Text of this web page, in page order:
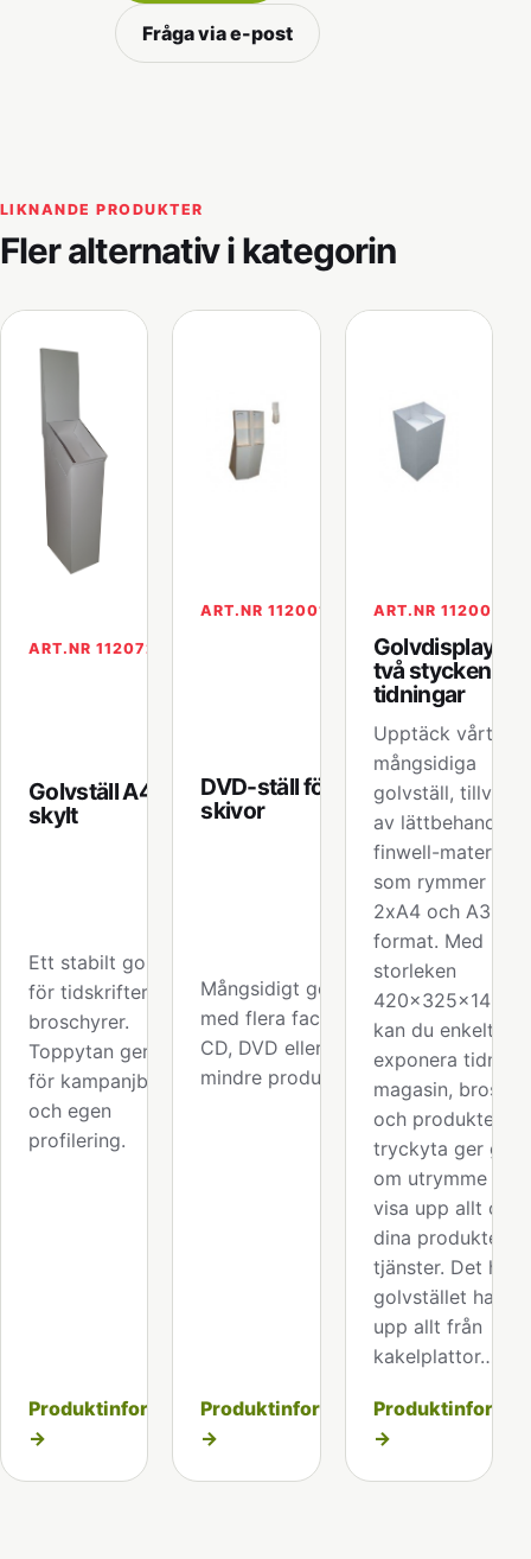
Fråga via e-post
LIKNANDE PRODUKTER
Fler alternativ i kategorin
ART.NR 112072
Golvställ A4 med
skylt
Ett stabilt golvställ
för tidskrifter och
broschyrer.
Toppytan ger plats
för kampanjbudskap
och egen
profilering.
Produktinformation
→
ART.NR 112001
DVD-ställ för 32
skivor
Mångsidigt golvställ
med flera fack för
CD, DVD eller andra
mindre produkter.
Produktinformation
→
ART.NR 112004
Golvdisplay för
två stycken A4
tidningar
Upptäck vårt
mångsidiga
golvställ,
av lättbehandlat
finwell-material,
som rymmer
2xA4 och A3-
format. Med
storleken
kan du enkelt
exponera
magasin,
och produkter.
tryckyta ger gott
om utrymme att
visa upp allt om
dina produkter
tjänster. Det här
golvstället har
upp allt från
kakelplattor…
→